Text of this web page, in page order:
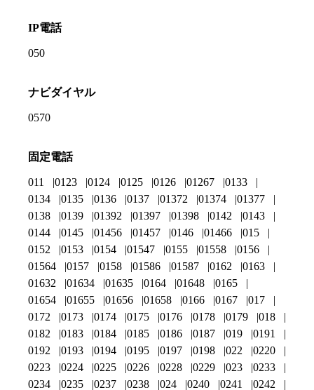
IP電話
050
ナビダイヤル
0570
固定電話
011 0123 0124 0125 0126 01267
0133
0134
0135 0136 0137 01372 01374
01377
0138
0139 01392 01397 01398 0142
0143
0144
0145 01456 01457 0146 01466
015
0152
0153 0154 01547 0155 01558
0156
01564
0157 0158 01586 01587 0162
0163
01632
01634 01635 0164 01648
0165
01654
01655 01656 01658 0166 0167
017
0172
0173 0174 0175 0176 0178 0179
018
0182
0183 0184 0185 0186 0187 019
0191
0192
0193 0194 0195 0197 0198 022
0220
0223
0224 0225 0226 0228 0229 023
0233
0234
0235 0237 0238 024 0240 0241 0242